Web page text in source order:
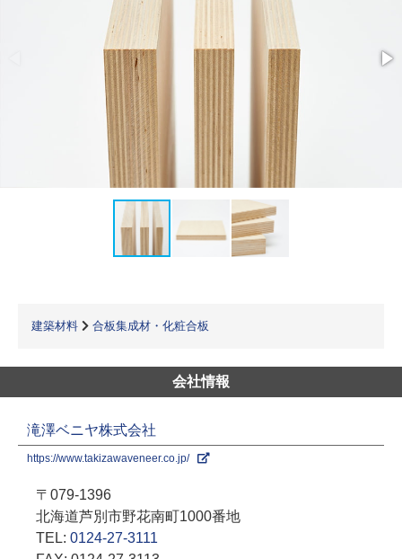
建築材料 合板集成材・化粧合板
会社情報
滝澤ベニヤ株式会社
https://www.takizawaveneer.co.jp/
〒079-1396
北海道芦別市野花南町1000番地
TEL: 0124-27-3111